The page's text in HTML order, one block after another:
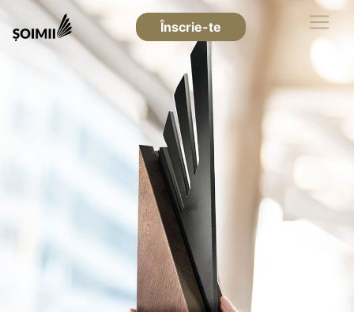
Înscrie-te